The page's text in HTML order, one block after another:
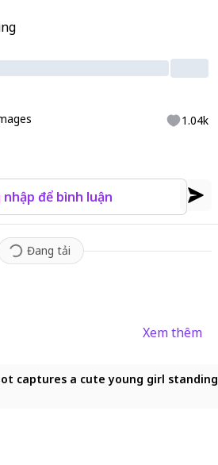
để bình luận
Đang tải
1.04k
Xem thêm
dark brown eyes, little girl, young,
captures a cute young girl
captures a cute young girl